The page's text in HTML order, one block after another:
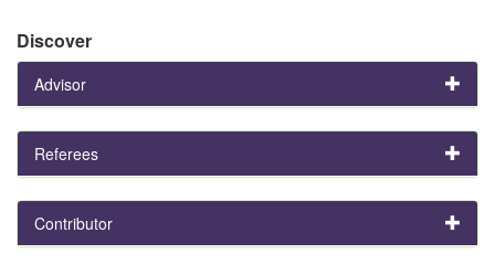
Discover
Advisor
Referees
Contributor